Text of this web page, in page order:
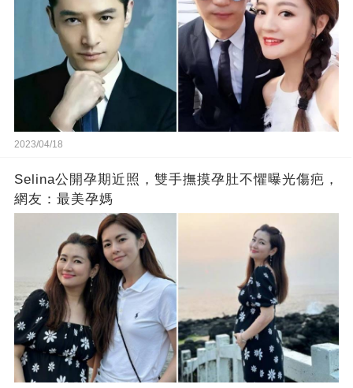
2023/04/18
Selina公開孕期近照，雙手撫摸孕肚不懼曝光傷疤，
網友：最美孕媽